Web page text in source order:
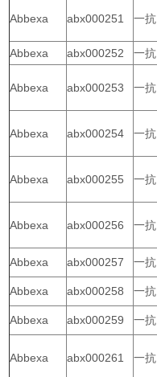
Abbexa abx000251 一抗
Abbexa abx000252 一抗
Abbexa abx000253 一抗
Abbexa abx000254 一抗
Abbexa abx000255 一抗
Abbexa abx000256 一抗
Abbexa abx000257 一抗
Abbexa abx000258 一抗
Abbexa abx000259 一抗
Abbexa abx000261 一抗